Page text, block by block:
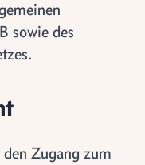
sowie des
Zugang zum